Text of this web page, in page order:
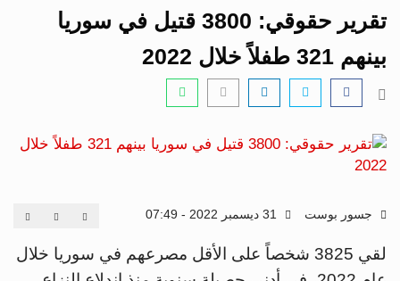
g
t
تقرير حقوقي: 3800 قتيل في سوريا
بينهم 321 طفلاً خلال 2022
جسور بوست
لقي 3825 شخصاً على الأقل مصرعهم في سوريا خلال